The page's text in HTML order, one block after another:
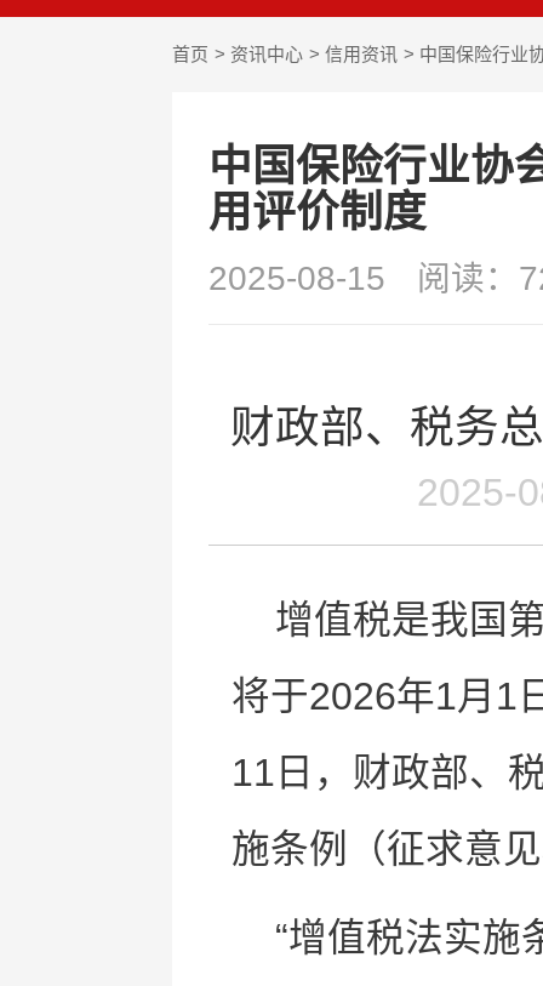
首页 资讯中心 信用资讯 中国保险行业
中国保险行业协
用评价制度
2025-08-15 阅读：
财政部、税务
2025-
增值税是我国
将于2026年1月1
11日，财政部、
施条例（征求意
“增值税法实施